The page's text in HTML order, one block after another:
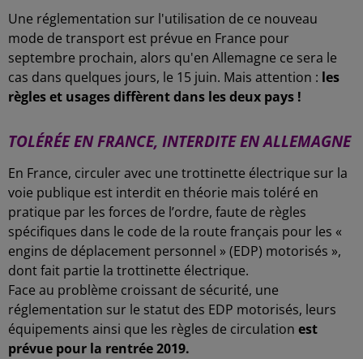
Une réglementation sur l'utilisation de ce nouveau
mode de transport est prévue en France pour
septembre prochain, alors qu'en Allemagne ce sera le
cas dans quelques jours, le 15 juin. Mais attention : les
règles et usages diffèrent dans les deux pays !
TOLÉRÉE EN FRANCE, INTERDITE EN ALLEMAGNE
En France, circuler avec une trottinette électrique sur la
voie publique est interdit en théorie mais toléré en
pratique par les forces de l’ordre, faute de règles
spécifiques dans le code de la route français pour les «
engins de déplacement personnel » (EDP) motorisés »,
dont fait partie la trottinette électrique.
Face au problème croissant de sécurité, une
réglementation sur le statut des EDP motorisés, leurs
équipements ainsi que les règles de circulation est
prévue pour la rentrée 2019.